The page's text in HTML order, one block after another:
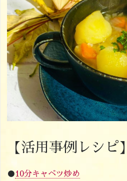
【活用事例レシピ】
●10分キャベツ炒め